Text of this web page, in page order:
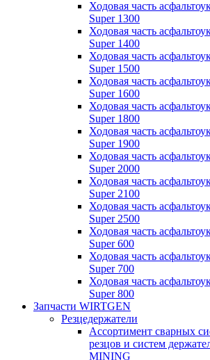
Ходовая часть
Super 1300
Ходовая часть
Super 1400
Ходовая часть
Super 1500
Ходовая часть
Super 1600
Ходовая часть
Super 1800
Ходовая часть
Super 1900
Ходовая часть
Super 2000
Ходовая часть
Super 2100
Ходовая часть
Super 2500
Ходовая часть
Super 600
Ходовая часть
Super 700
Ходовая часть
Super 800
Запчасти WIRTGEN
Резцедержатели
Ассортимент сварных
резцов и систем
MINING